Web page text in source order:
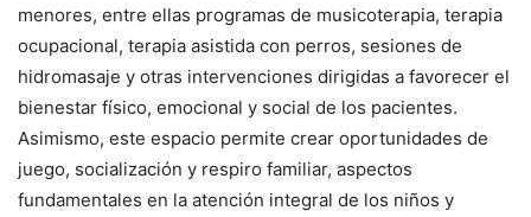
menores, entre ellas programas de musicoterapia, terapia
ocupacional, terapia asistida con perros, sesiones de
hidromasaje y otras intervenciones dirigidas a favorecer el
bienestar físico, emocional y social de los pacientes.
Asimismo, este espacio permite crear oportunidades de
juego, socialización y respiro familiar, aspectos
fundamentales en la atención integral de los niños y